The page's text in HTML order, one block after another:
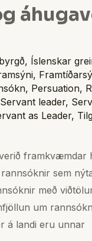
, Íslenskar
,
, Persuation,
Servant leader,
as Leader,
framkvæmdar
sem
með
um
á landi eru unnar